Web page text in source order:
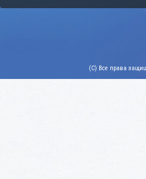
(C) Все права